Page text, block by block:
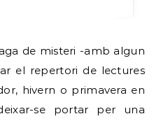
el repertori de lectures
hivern o primavera en
se portar per una